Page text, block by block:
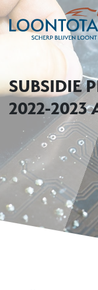
SUBSIDIE
2022-2023